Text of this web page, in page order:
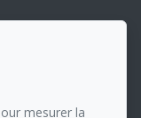
mesurer la